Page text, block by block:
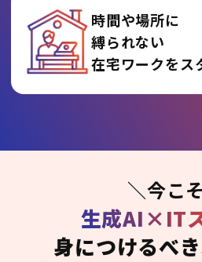
時間や場所に
縛られない
在宅ワークをス
＼今こ
生成AI×IT
身につけるべ